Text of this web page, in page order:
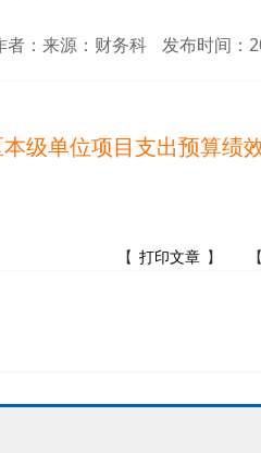
者：来源：财务科 发布时间：
级单位项目支出预算绩
【 】 【